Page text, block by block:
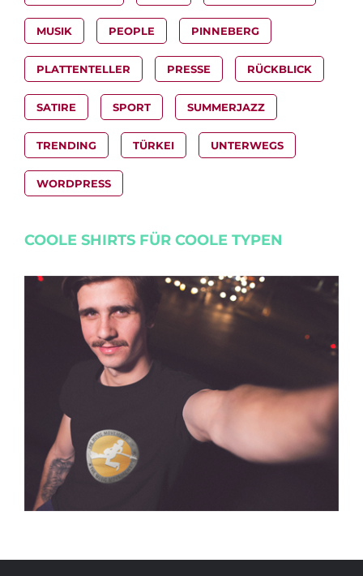
MUSIK PEOPLE PINNEBERG
PLATTENTELLER PRESSE RÜCKBLICK
SATIRE SPORT SUMMERJAZZ
TRENDING TÜRKEI UNTERWEGS
WORDPRESS
COOLE SHIRTS FÜR COOLE TYPEN